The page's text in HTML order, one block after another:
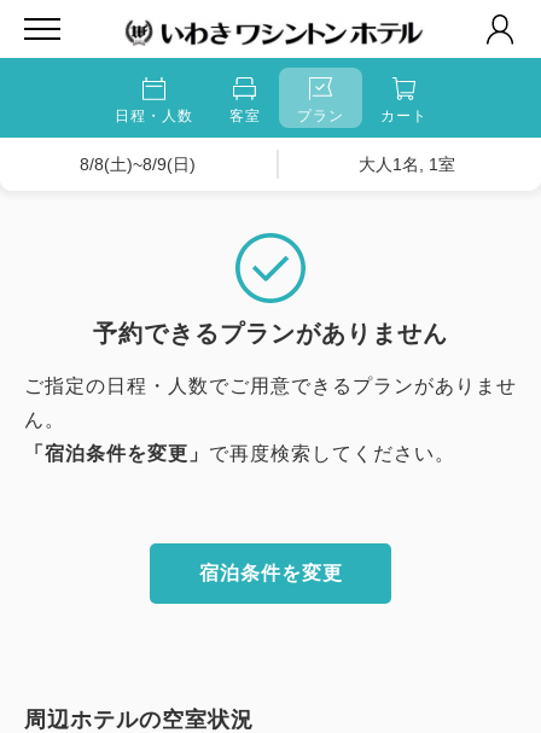
日程・人数 客室 プラン カート
8/8(土)~8/9(日) 大人1名, 1室
予約できるプランがありません
ご指定の日程・人数でご用意できるプランがありませ
ん。
「宿泊条件を変更」 で再度検索してください。
宿泊条件を変更
周辺ホテルの空室状況